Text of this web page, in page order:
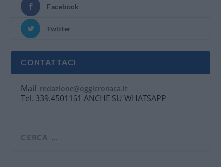
Facebook
Twitter
CONTATTACI
Mail: redazione@oggicronaca.it
Tel. 339.4501161 ANCHE SU WHATSAPP